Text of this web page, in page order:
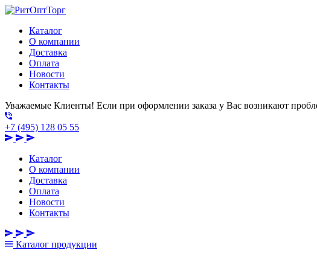
Каталог
О компании
Доставка
Оплата
Новости
Контакты
Уважаемые Клиенты! Если при оформлении заказа у Вас возникают
+7 (495) 128 05 55
Каталог
О компании
Доставка
Оплата
Новости
Контакты
Каталог продукции